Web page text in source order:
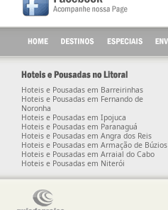
Hoteis e Pousadas em Barreirinhas
Hoteis e Pousadas em Fernando de
Noronha
Hoteis e Pousadas em Ipojuca
Hoteis e Pousadas em Paranaguá
Hoteis e Pousadas em Angra dos Reis
Hoteis e Pousadas em Armação de Búzios
Hoteis e Pousadas em Arraial do Cabo
Hoteis e Pousadas em Niterói